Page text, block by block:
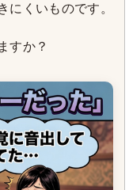
にくいものです。
すか？